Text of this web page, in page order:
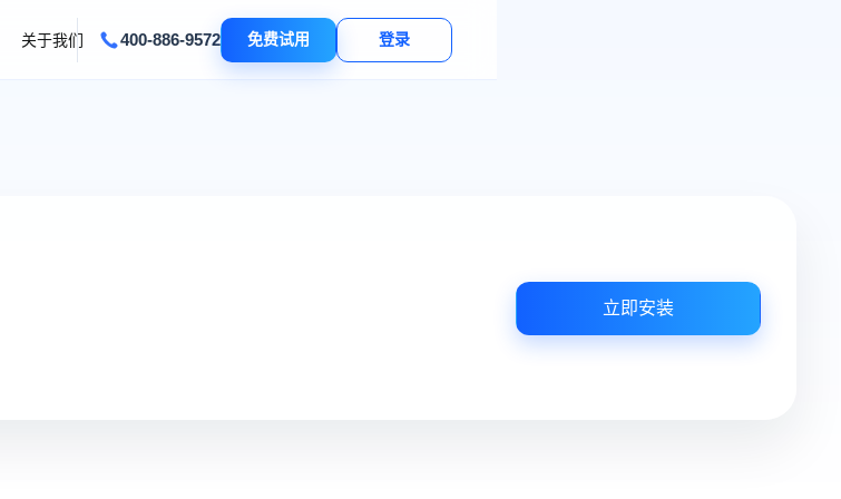
关于我们 400-886-9572 免费试用 登录
立即安装